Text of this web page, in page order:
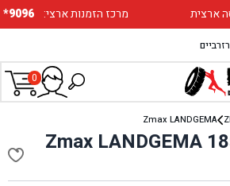
*9096 :מרכז הזמנות ארצי ארצית
0
Zmax LANDGEMA
Zmax LANDGEMA